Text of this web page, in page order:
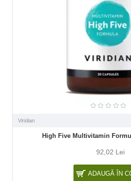
Viridian
High Five Multivitamin
92,02 Lei
ADAUGĂ ÎN